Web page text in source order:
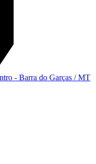
- Barra do Garças / MT